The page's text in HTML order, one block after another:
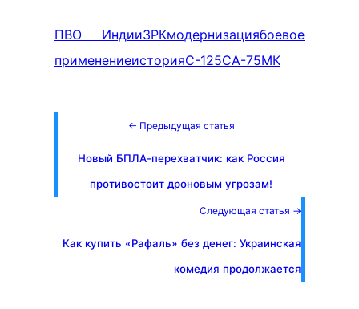
ПВО ИндииЗРКмодернизациябоевое
применениеисторияС-125СА-75МК
← Предыдущая статья
Новый БПЛА-перехватчик: как Россия
противостоит дроновым угрозам!
Следующая статья →
Как купить «Рафаль» без денег: Украинская
комедия продолжается